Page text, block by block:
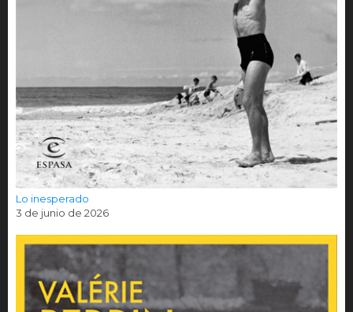
Lo inesperado
3 de junio de 2026